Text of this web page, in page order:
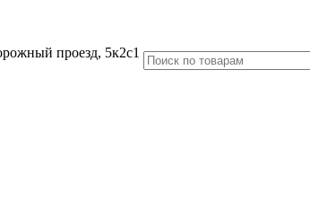
проезд, 5к2с1